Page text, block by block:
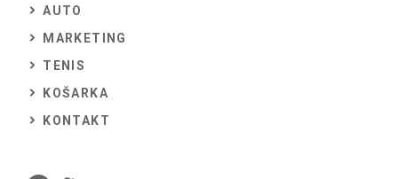
AUTO
MARKETING
TENIS
KOŠARKA
KONTAKT